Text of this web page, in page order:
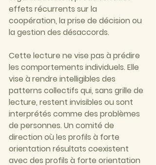
effets récurrents sur la
coopération, la prise de décision ou
la gestion des désaccords.
Cette lecture ne vise pas à prédire
les comportements individuels. Elle
vise à rendre intelligibles des
patterns collectifs qui, sans grille de
lecture, restent invisibles ou sont
interprétés comme des problèmes
de personnes. Un comité de
direction où les profils à forte
orientation résultats coexistent
avec des profils à forte orientation